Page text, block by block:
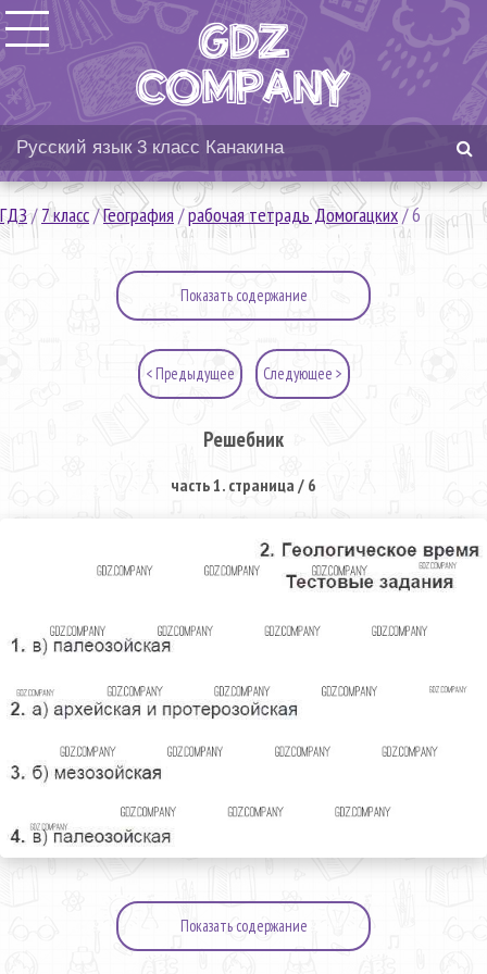
ГДЗ/7 класс/География /рабочая тетрадь Домогацких/6
Показать содержание
< Предыдущее Следующее >
Решебник
часть 1. страница / 6
Показать содержание